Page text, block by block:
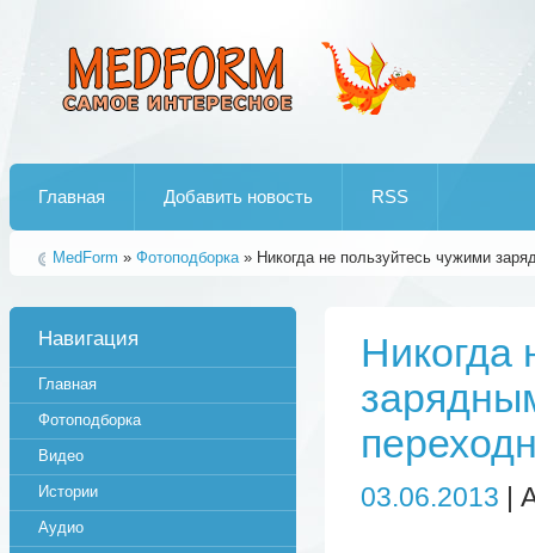
Главная Добавить новость RSS
MedForm » Фотоподборка» Никогда не пользуйтесь чужими
Никогда
03.06.2013 |
Навигация
Главная
Фотоподборка
Видео
Истории
Аудио